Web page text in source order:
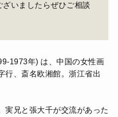
ざいましたらぜひご相談
1973年) は、中国の女性画
行、斎名欧湘館。浙江省出
実兄と張大千が交流があった